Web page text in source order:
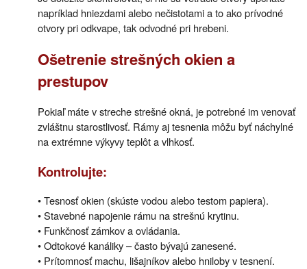
napríklad hniezdami alebo nečistotami a to ako prívodné
otvory pri odkvape, tak odvodné pri hrebeni.
Ošetrenie strešných okien a
prestupov
Pokiaľ máte v streche strešné okná, je potrebné im venovať
zvláštnu starostlivosť. Rámy aj tesnenia môžu byť náchylné
na extrémne výkyvy teplôt a vlhkosť.
Kontrolujte:
• Tesnosť okien (skúste vodou alebo testom papiera).
• Stavebné napojenie rámu na strešnú krytinu.
• Funkčnosť zámkov a ovládania.
• Odtokové kanáliky – často bývajú zanesené.
• Prítomnosť machu, lišajníkov alebo hniloby v tesnení.